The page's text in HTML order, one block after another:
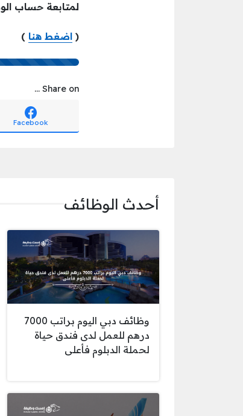
لمتابعة حساب
( اضغط هنا )
Share on ...
Facebook
أحدث الوظائف
وظائف دبي اليوم براتب 7000
درهم للعمل لدى فندق حياة
لحملة الدبلوم فأعلى